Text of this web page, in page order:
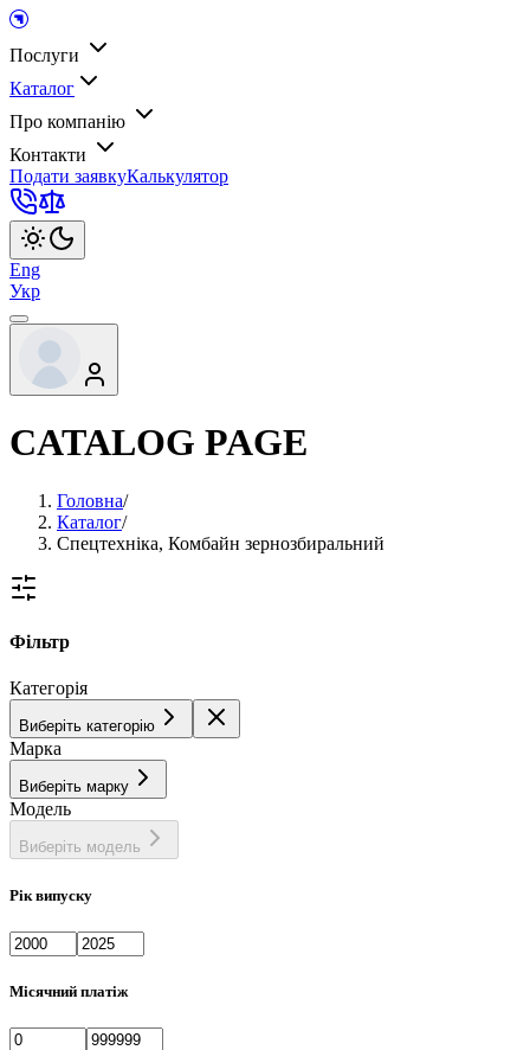
Послуги
Каталог
Про компанію
Контакти
Подати заявкуКалькулятор
Eng
Укр
CATALOG PAGE
Головна/
Каталог/
Спецтехніка, Комбайн зернозбиральний
Фільтр
Категорія
Виберіть категорію
Марка
Виберіть марку
Модель
Виберіть модель
Рік випуску
Місячний платіж